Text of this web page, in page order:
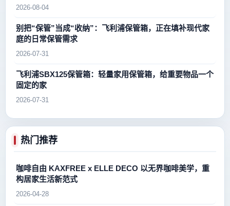
2026-08-04
别把“保管”当成“收纳”：飞利浦保管箱，正在填补现代家
庭的日常保管需求
2026-07-31
飞利浦SBX125保管箱：轻量家用保管箱，给重要物品一个
固定的家
2026-07-31
热门推荐
咖啡自由 KAXFREE x ELLE DECO 以无界咖啡美学，重
构居家生活新范式
2026-04-28